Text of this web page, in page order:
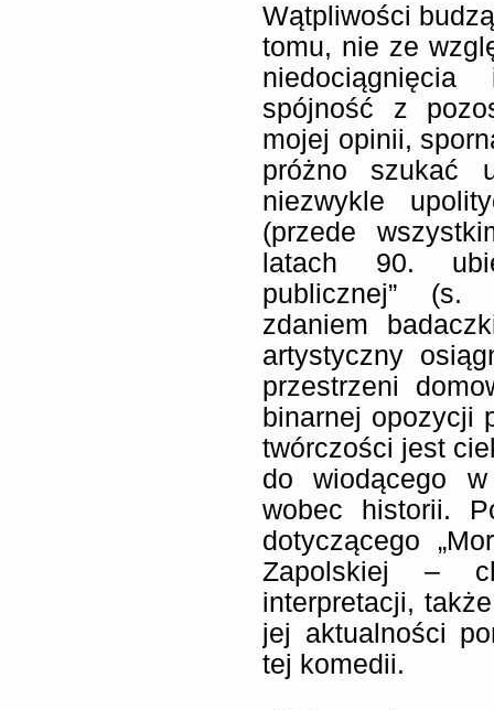
Wątpliwości
tomu, nie ze
spójność z
mojej opinii,
próżno szukać
niezwykle
(przede
latach 90.
publicznej” (s.
zdaniem
artystyczny
przestrzeni
binarnej opozycji
twórczości jest
do wiodącego
wobec historii.
dotyczącego
Zapolskiej –
interpretacji,
jej aktualności
tej komedii.